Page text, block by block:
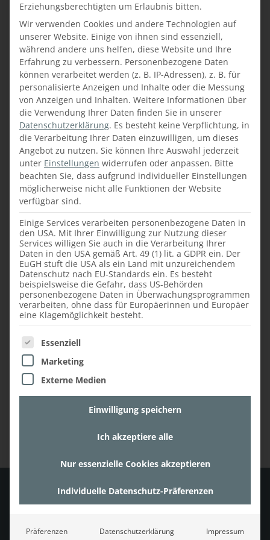
13. Juli 2023,Insights,
LEHRLINGSAUSFLUG –
GOKARTFAHREN IM PS
RACING CENTER IN
GREINBACH
„Zusammenhalt als wichtiger
Punkt zum Erfolg“
8250 Rohrbach an der Lafnitz
Erziehungsberechtigten um Erlaubnis bitten.
Wir verwenden Cookies und andere Technologien auf
unserer Website. Einige von ihnen sind essenziell,
während andere uns helfen, diese Website und Ihre
Erfahrung zu verbessern. Personenbezogene Daten
können verarbeitet werden (z. B. IP-Adressen), z. B. für
personalisierte Anzeigen und Inhalte oder die Messung
von Anzeigen und Inhalten. Weitere Informationen über
die Verwendung Ihrer Daten finden Sie in unserer
Datenschutzerklärung. Es besteht keine Verpflichtung, in
die Verarbeitung Ihrer Daten einzuwilligen, um dieses
Angebot zu nutzen. Sie können Ihre Auswahl jederzeit
unter Einstellungen widerrufen oder anpassen. Bitte
beachten Sie, dass aufgrund individueller Einstellungen
möglicherweise nicht alle Funktionen der Website
verfügbar sind.
Einige Services verarbeiten personenbezogene Daten in
den USA. Mit Ihrer Einwilligung zur Nutzung dieser
Services willigen Sie auch in die Verarbeitung Ihrer
Daten in den USA gemäß Art. 49 (1) lit. a GDPR ein. Der
EuGH stuft die USA als ein Land mit unzureichendem
Datenschutz nach EU-Standards ein. Es besteht
beispielsweise die Gefahr, dass US-Behörden
personenbezogene Daten in Überwachungsprogrammen
verarbeiten, ohne dass für Europäerinnen und Europäer
eine Klagemöglichkeit besteht.
Es folgt eine Liste der Service-Gruppen, für die
Essenziell
Marketing
Externe Medien
Einwilligung speichern
Ich akzeptiere alle
Nur essenzielle Cookies akzeptieren
Individuelle Datenschutz-Präferenzen
Präferenzen Datenschutzerklärung Impressum